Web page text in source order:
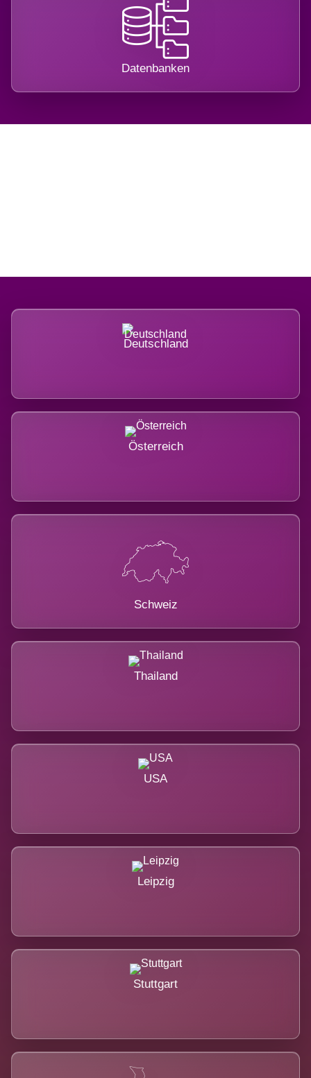
Datenbanken
Deutschland
Österreich
Schweiz
Thailand
USA
Leipzig
Stuttgart